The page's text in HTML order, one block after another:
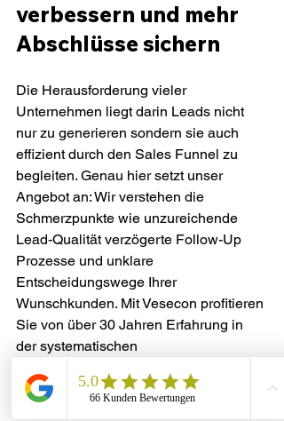
verbessern und mehr
Abschlüsse sichern
Die Herausforderung vieler
Unternehmen liegt darin Leads nicht
nur zu generieren sondern sie auch
effizient durch den Sales Funnel zu
begleiten. Genau hier setzt unser
Angebot an: Wir verstehen die
Schmerzpunkte wie unzureichende
Lead-Qualität verzögerte Follow-Up
Prozesse und unklare
Entscheidungswege Ihrer
Wunschkunden. Mit Vesecon profitieren
Sie von über 30 Jahren Erfahrung in
der systematischen
Bereich der DACH-Region. Ihre Ziele
wie höhere Conversion-Raten